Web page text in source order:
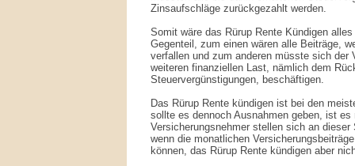
Zinsaufschläge zurückgezahlt werden.
Somit wäre das Rürup Rente Kündigen
Gegenteil, zum einen wären alle Beiträge,
verfallen und zum anderen müsste sich der
weiteren finanziellen Last, nämlich dem
Steuervergünstigungen, beschäftigen.
Das Rürup Rente kündigen ist bei den
sollte es dennoch Ausnahmen geben, ist
Versicherungsnehmer stellen sich an
wenn die monatlichen
können, das Rürup Rente kündigen aber